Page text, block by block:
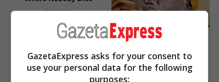
Brainberries
15 Things You Do Everyday
That The Bible Forbids: Are
Brainberries
GazetaExpress asks for your consent to
use your personal data for the following
purposes: